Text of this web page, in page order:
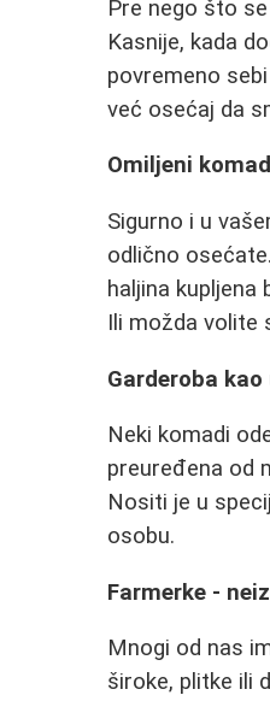
Pre nego što
Kasnije, kada
povremeno
već osećaj da
Omiljeni
Sigurno i u
odlično
haljina
Ili možda volite
Garderoba
Neki komadi
preuređena od
Nositi je u
osobu.
Farmerke -
Mnogi od nas
široke, plitke ili